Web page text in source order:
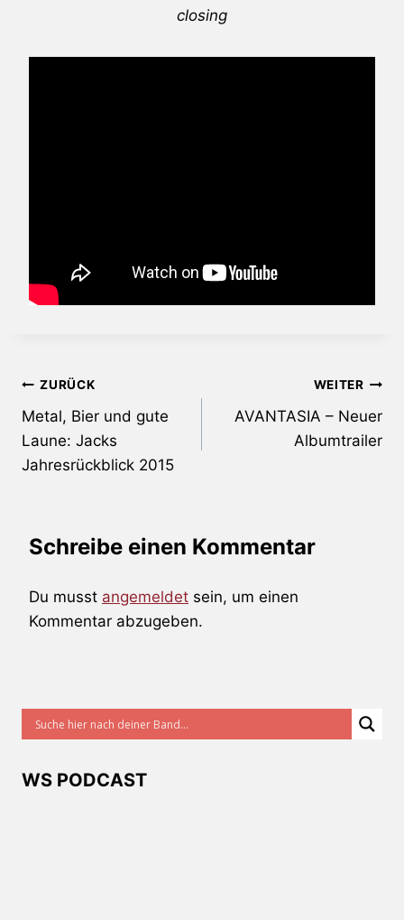
closing
Beitragsnavigation
ZURÜCK
Metal, Bier und gute
Laune: Jacks
Jahresrückblick 2015
WEITER
AVANTASIA – Neuer
Albumtrailer
Schreibe einen Kommentar
Du musst angemeldet sein, um einen
Kommentar abzugeben.
WS PODCAST